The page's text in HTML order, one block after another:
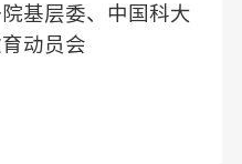
基层委、中国科大
动员会